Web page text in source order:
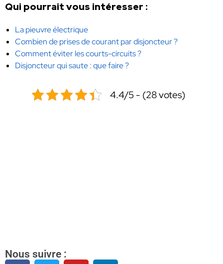
Qui pourrait vous intéresser :
La pieuvre électrique
Combien de prises de courant par disjoncteur ?
Comment éviter les courts-circuits ?
Disjoncteur qui saute : que faire ?
4.4/5 - (28 votes)
Nous suivre :